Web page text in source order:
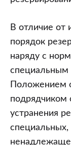
В отличие от
порядок
наряду с
специальным
Положением
подрядчиком
устранения